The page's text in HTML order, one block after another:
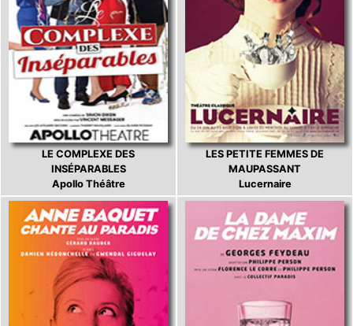
LE COMPLEXE DES
INSÉPARABLES
Apollo Théâtre
LES PETITE FEMMES DE
MAUPASSANT
Lucernaire